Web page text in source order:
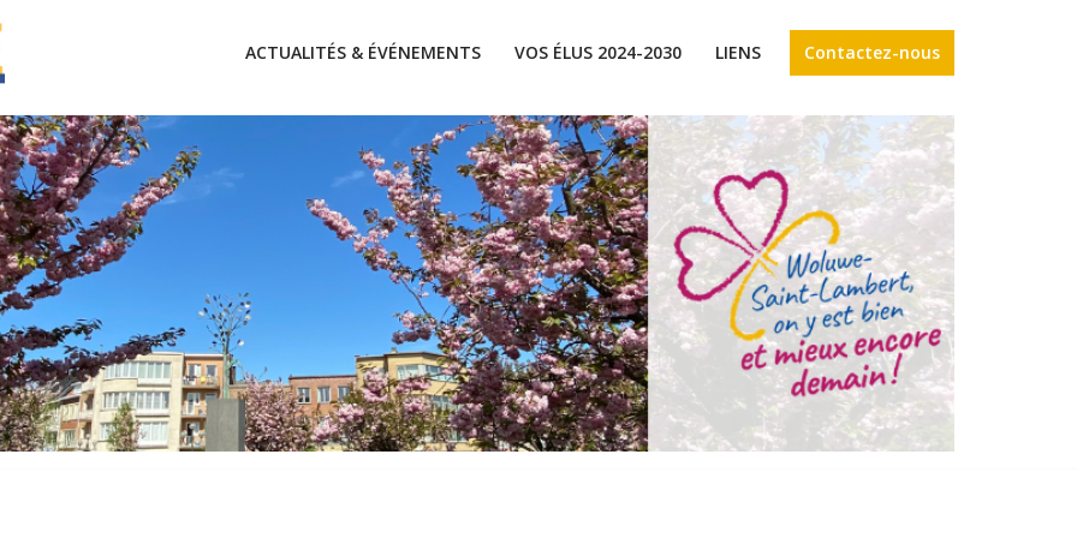
ACTUALITÉS & ÉVÉNEMENTS VOS ÉLUS 2024-2030 LIENS Contactez-nous